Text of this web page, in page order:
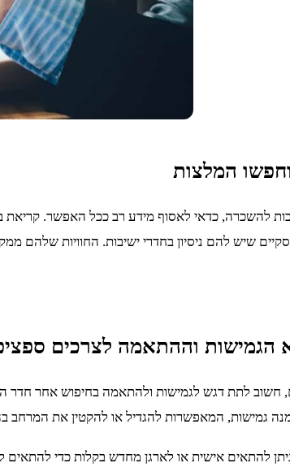
המלצות
להשכרה, כדאי לאסוף מידע רב ככל האפשר. קריאת
שיש להם ניסיון בחדרי ישיבות. החוויות שלהם
הגמישות וההתאמה לצרכים
חשוב לתת דגש לגמישות ולהתאמה בחיפוש אחר חדר
גמישות, המאפשרות להגדיל או להקטין את
להתאים אישית או לארגן מחדש בקלות כדי להתאים